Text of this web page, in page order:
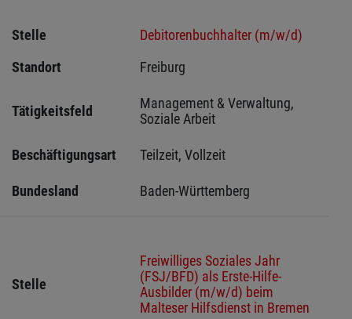
Stelle
Debitorenbuchhalter (m/w/d)
Standort
Freiburg
Tätigkeitsfeld
Management & Verwaltung,
Soziale Arbeit
Beschäftigungsart Teilzeit, Vollzeit
Bundesland Baden-Württemberg
Stelle
Freiwilliges Soziales Jahr
(FSJ/BFD) als Erste-Hilfe-
Ausbilder (m/w/d) beim
Malteser Hilfsdienst in Bremen